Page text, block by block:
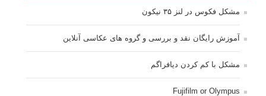
مشکل فکوس در لنز ۳۵ نیکون
آموزش رایگان نقد و بررسی و گروه های عکاسی آنلاین
مشکل با کم کردن دیافراگم
Fujifilm or Olympus